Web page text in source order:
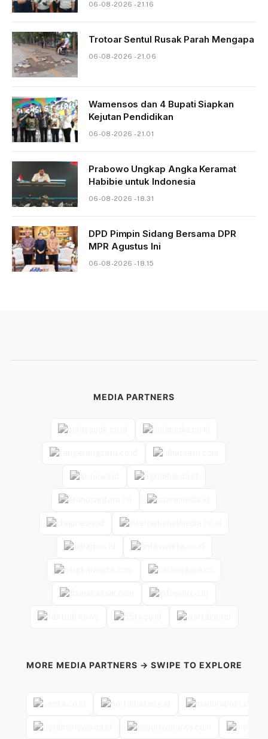
06-08-2026 - 21.16
Trotoar Sentul Rusak Parah Mengapa
06-08-2026 - 21.06
Wamensos dan 4 Bupati Siapkan
Kejutan Pendidikan
06-08-2026 - 21.01
Prabowo Ungkap Angka Keramat
Habibie untuk Indonesia
06-08-2026 - 18.31
DPD Pimpin Sidang Bersama DPR
MPR Agustus Ini
06-08-2026 - 18.15
MEDIA PARTNERS
MORE MEDIA PARTNERS → SWIPE TO EXPLORE